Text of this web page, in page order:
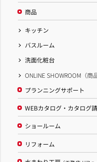
商品
キッチン
バスルーム
洗面化粧台
ONLINE SHOWROOM（商
プランニングサポート
WEBカタログ・カタログ
ショールーム
リフォーム